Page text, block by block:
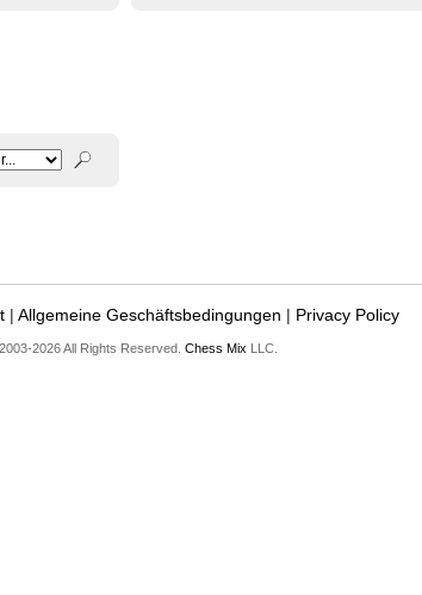
| Allgemeine Geschäftsbedingungen | Privacy Policy
2026 All Rights Reserved. Chess Mix LLC.